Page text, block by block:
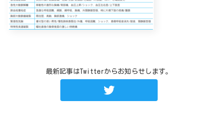
最新記事はTwitterからお知らせします。